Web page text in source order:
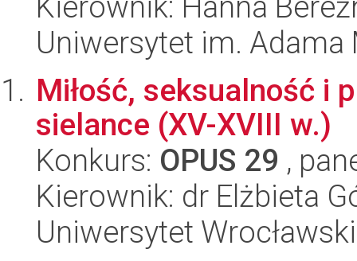
Uniwersytet im.
Miłość, seksualność i
sielance (XV-XVIII w.)
Konkurs: OPUS 29 ,
Kierownik: dr Elżbieta
Uniwersytet Wrocławski